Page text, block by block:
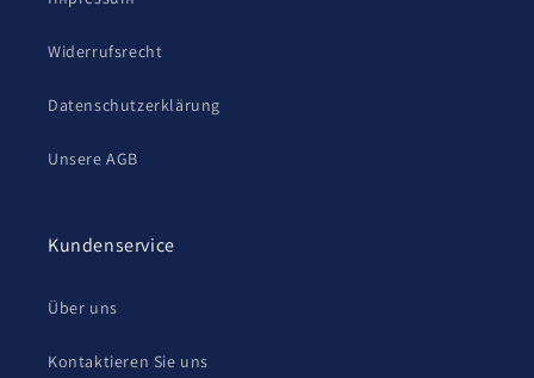
Widerrufsrecht
Datenschutzerklärung
Unsere AGB
Kundenservice
Über uns
Kontaktieren Sie uns